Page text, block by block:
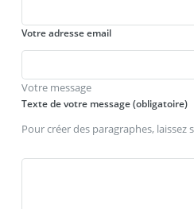
Votre adresse email
Votre message
Texte de votre message (obligatoire)
Pour créer des paragraphes, laissez